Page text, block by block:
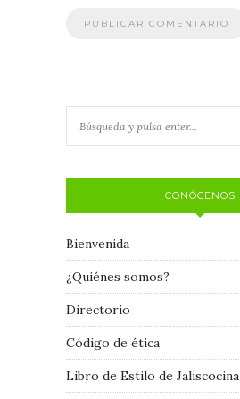
CONÓCENOS
Bienvenida
¿Quiénes somos?
Directorio
Código de ética
Libro de Estilo de Jaliscocina